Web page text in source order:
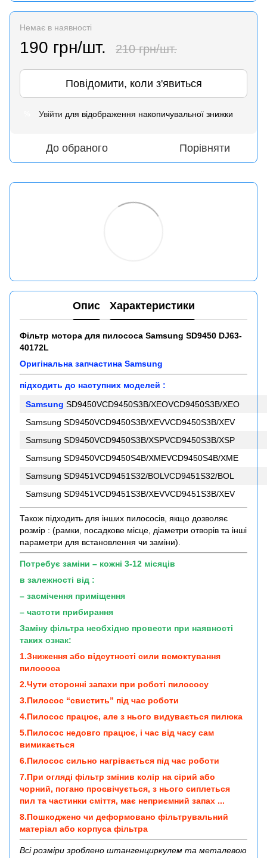
Немає в наявності
190 грн/шт. 210 грн/шт.
Повідомити, коли з'явиться
Увійти для відображення накопичувальної знижки
До обраного Порівняти
Опис Характеристики
Фільтр мотора для пилососа Samsung SD9450 DJ63-
40172L
Оригінальна запчастина Samsung
підходить до наступних моделей :
Samsung SD9450VCD9450S3B/XEOVCD9450S3B/XEO
Samsung SD9450VCD9450S3B/XEVVCD9450S3B/XEV
Samsung SD9450VCD9450S3B/XSPVCD9450S3B/XSP
Samsung SD9450VCD9450S4B/XMEVCD9450S4B/XME
Samsung SD9451VCD9451S32/BOLVCD9451S32/BOL
Samsung SD9451VCD9451S3B/XEVVCD9451S3B/XEV
Також підходить для інших пилососів, якщо дозволяє
розмір : (рамки, посадкове місце, діаметри отворів та інші
параметри для встановлення чи заміни).
Потребує заміни – кожні 3-12 місяців
в залежності від :
– засмічення приміщення
– частоти прибирання
Заміну фільтра необхідно провести при наявності
таких ознак:
1.Зниження або відсутності сили всмоктування
пилососа
2.Чути сторонні запахи при роботі пилососу
3.Пилосос “свистить” під час роботи
4.Пилосос працює, але з нього видувається пилюка
5.Пилосос недовго працює, і час від часу сам
вимикається
6.Пилосос сильно нагрівається під час роботи
7.При огляді фільтр змінив колір на сірий або
чорний, погано просвічується, з нього сиплеться
пил та частинки сміття, має неприємний запах ...
8.Пошкоджено чи деформовано фільтрувальний
матеріал або корпуса фільтра
Всі розміри зроблено штангенциркулем та металевою